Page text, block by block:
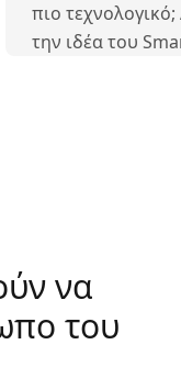
πιο
την ιδέα του
να
του